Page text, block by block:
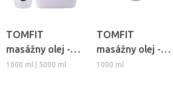
TOMFIT
masážny olej -
citrónový
1000 ml | 5000 ml
TOMFIT
masážny olej -
Zelený čaj
1000 ml